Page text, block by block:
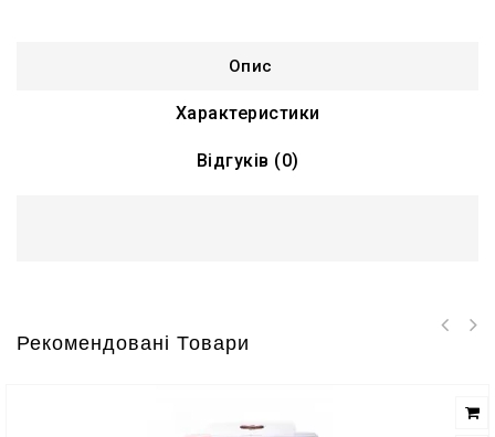
Опис
Характеристики
Відгуків (0)
Рекомендовані Товари